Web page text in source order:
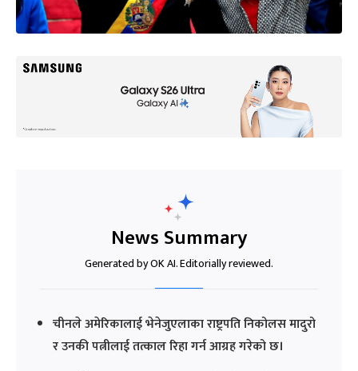
News Summary
Generated by OK AI. Editorially reviewed.
चीनले अमेरिकालाई भेनेजुएलाका राष्ट्रपति निकोलस मादुरो
र उनकी पत्नीलाई तत्काल रिहा गर्न आग्रह गरेको छ।